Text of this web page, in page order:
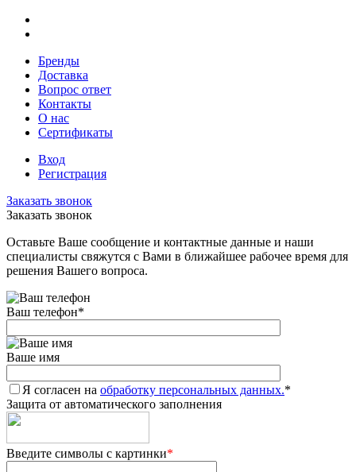
Бренды
Доставка
Вопрос ответ
Контакты
О нас
Сертификаты
Вход
Регистрация
Заказать звонок
Заказать звонок
Оставьте Ваше сообщение и контактные данные и наши
специалисты свяжутся с Вами в ближайшее рабочее время для
решения Вашего вопроса.
Ваш телефон*
Ваше имя
Я согласен на обработку персональных данных.*
Защита от автоматического заполнения
Введите символы с картинки*